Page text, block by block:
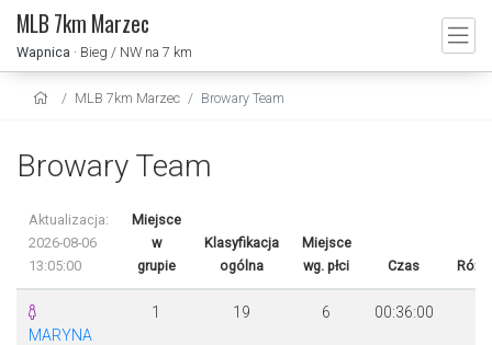
MLB 7km Marzec
Wapnica · Bieg / NW na 7 km
MLB 7km Marzec Browary Team
Browary Team
Aktualizacja:
2026-08-06
13:05:00
Miejsce
w
grupie
Klasyfikacja
ogólna
Miejsce
wg. płci
Czas
MARYNA
1 19 6 00:36:00